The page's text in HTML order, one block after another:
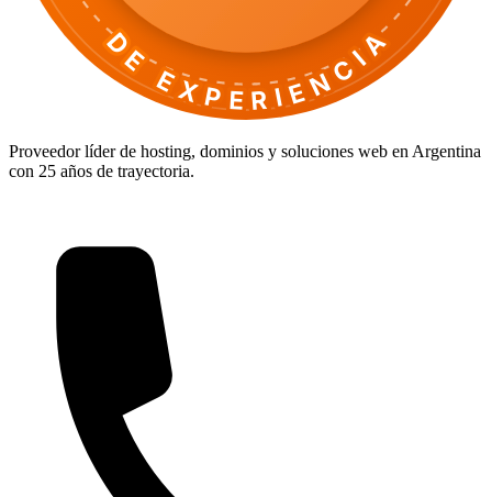
DE EXPERIENCIA
Proveedor líder de hosting, dominios y soluciones web en Argentina
con 25 años de trayectoria.